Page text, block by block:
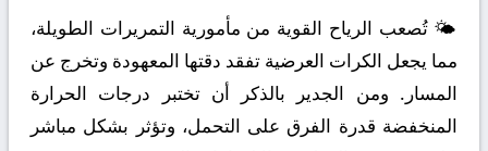
🌤️ تُصعب الرياح القوية من مأمورية التمريرات الطويلة،
مما يجعل الكرات العرضية تفقد دقتها المعهودة وتخرج عن
المسار. ومن الجدير بالذكر أن تختبر درجات الحرارة
المنخفضة قدرة الفرق على التحمل، وتؤثر بشكل مباشر